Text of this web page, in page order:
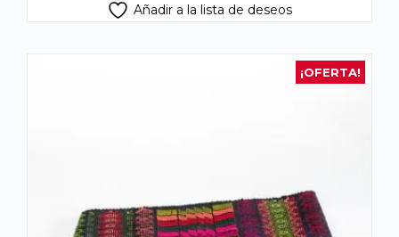
Añadir a la lista de deseos
¡OFERTA!